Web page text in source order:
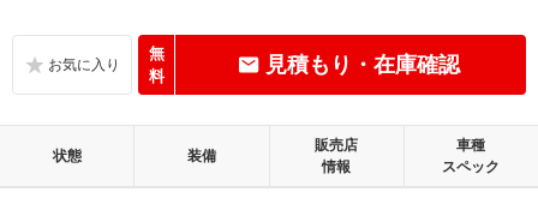
無
料
見積もり・在庫確認
状態 装備
販売店
情報
車種
スペック